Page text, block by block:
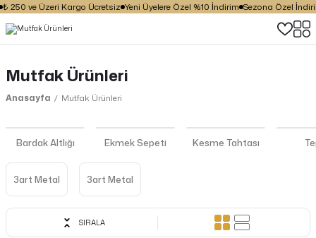
ve Üzeri Kargo Ücretsiz Yeni Üyelere Özel %10 İndirim Sezona Özel İndirim
Mutfak Ürünleri
Anasayfa Mutfak Ürünleri
Bardak Altlığı Ekmek Sepeti Kesme Tahtası
3art Metal 3art Metal
SIRALA